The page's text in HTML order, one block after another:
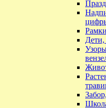
Дети,